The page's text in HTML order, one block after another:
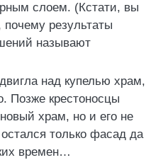
слоем. (Кстати, вы
результаты
называют
над купелью храм,
Позже крестоносцы
храм, но и его не
только фасад да
времен…